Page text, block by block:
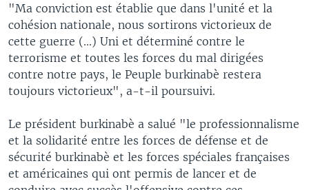
"Ma conviction est établie que dans l'unité et la
cohésion nationale, nous sortirons victorieux de
cette guerre (...) Uni et déterminé contre le
terrorisme et toutes les forces du mal dirigées
contre notre pays, le Peuple burkinabè restera
toujours victorieux", a-t-il poursuivi.
Le président burkinabè a salué "le professionnalisme
et la solidarité entre les forces de défense et de
sécurité burkinabè et les forces spéciales françaises
et américaines qui ont permis de lancer et de